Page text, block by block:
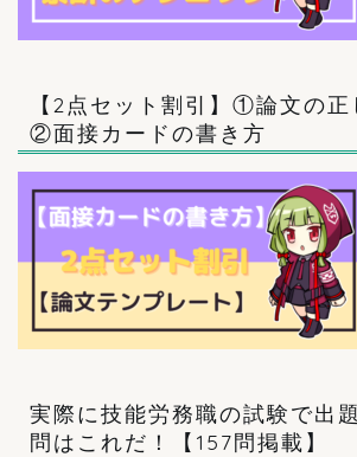
【2点セット割引】①論文の
②面接カードの書き方
実際に技能労務職の試験で出
問はこれだ！【157問掲載】